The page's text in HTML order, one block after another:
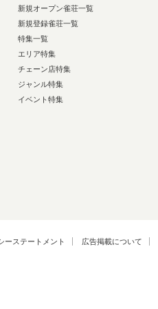
新規オープン雀荘一覧
新規登録雀荘一覧
特集一覧
エリア特集
チェーン店特集
ジャンル特集
イベント特集
ーステートメント 広告掲載について